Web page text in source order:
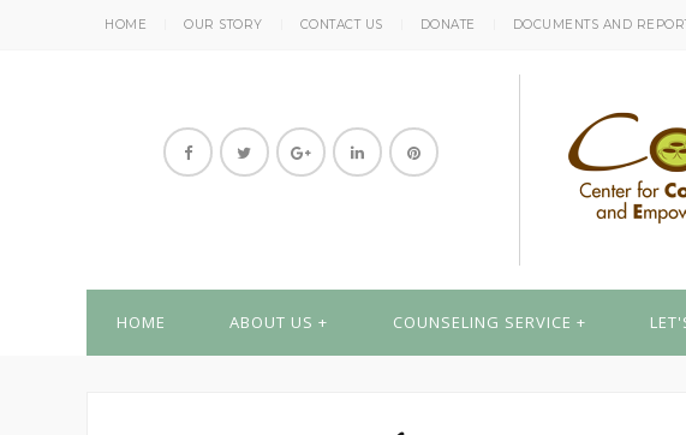
HOME OUR STORY CONTACT US DONATE DOCUMENTS AND
HOME ABOUT US COUNSELING SERVICE